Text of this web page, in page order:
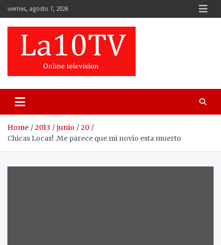
Skip
to
content
viernes, agosto 7, 2026
Home 2013 junio
20
Chicas Locas! .Me parece que mi novio esta muerto